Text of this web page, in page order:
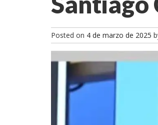
Posted on 4 de marzo de 2025